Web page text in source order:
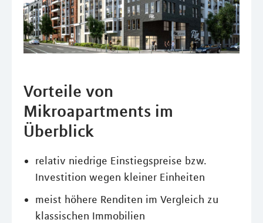
Vorteile von
Mikroapartments im
Überblick
relativ niedrige Einstiegspreise bzw.
Investition wegen kleiner Einheiten
meist höhere Renditen im Vergleich zu
klassischen Immobilien